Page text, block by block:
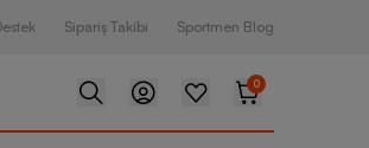
Sipariş Takibi Sportmen Blog
0